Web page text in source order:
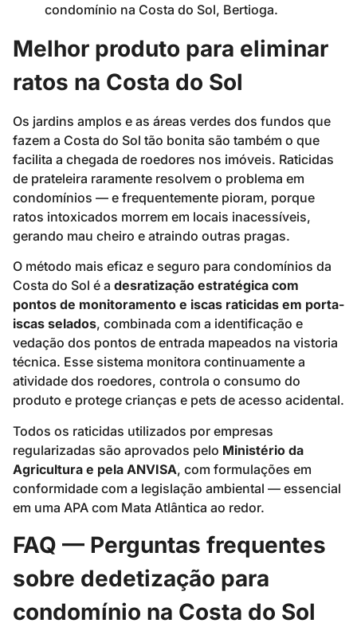
condomínio na Costa do Sol, Bertioga.
Melhor produto para eliminar
ratos na Costa do Sol
Os jardins amplos e as áreas verdes dos fundos que
fazem a Costa do Sol tão bonita são também o que
facilita a chegada de roedores nos imóveis. Raticidas
de prateleira raramente resolvem o problema em
condomínios — e frequentemente pioram, porque
ratos intoxicados morrem em locais inacessíveis,
gerando mau cheiro e atraindo outras pragas.
O método mais eficaz e seguro para condomínios da
Costa do Sol é a desratização estratégica com
pontos de monitoramento e iscas raticidas em porta-
iscas selados, combinada com a identificação e
vedação dos pontos de entrada mapeados na vistoria
técnica. Esse sistema monitora continuamente a
atividade dos roedores, controla o consumo do
produto e protege crianças e pets de acesso acidental.
Todos os raticidas utilizados por empresas
regularizadas são aprovados pelo Ministério da
Agricultura e pela ANVISA, com formulações em
conformidade com a legislação ambiental — essencial
em uma APA com Mata Atlântica ao redor.
FAQ — Perguntas frequentes
sobre dedetização para
condomínio na Costa do Sol